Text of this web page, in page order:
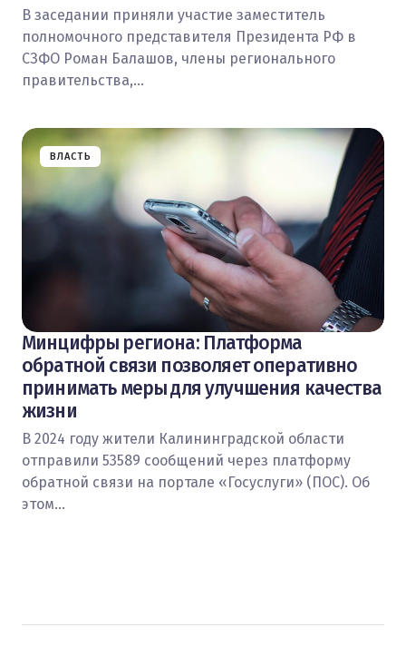
В заседании приняли участие заместитель
полномочного представителя Президента РФ в
СЗФО Роман Балашов, члены регионального
правительства,…
ВЛАСТЬ
Минцифры региона: Платформа
обратной связи позволяет оперативно
принимать меры для улучшения качества
жизни
В 2024 году жители Калининградской области
отправили 53589 сообщений через платформу
обратной связи на портале «Госуслуги» (ПОС). Об
этом…